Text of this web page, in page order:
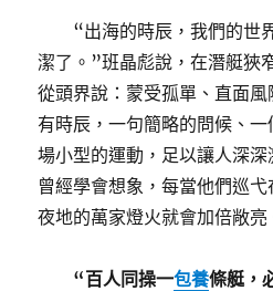
“出海的時辰，我們的世
潔了。”班晶彪說，在潛艇狹
從頭界說：蒙受孤單、直面風
有時辰，一句簡略的問候、
場小型的運動，足以讓人深
曾經學會想象，每當他們巡
夜地的萬家燈火就會加倍敞亮
“百人同操一包養條艇，